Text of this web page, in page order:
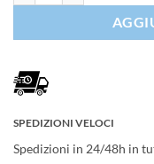
SPEDIZIONI VELOCI
Spedizioni in 24/48h in